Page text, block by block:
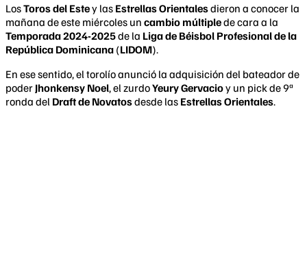
LosToros del Estey las Estrellas Orientalesdieron a conocer la
mañana de este miércoles un cambio múltiplede cara a la
Temporada 2024-2025de la Liga de Béisbol Profesional de la
República Dominicana (LIDOM).
En ese sentido, el torolío anunció la adquisición del bateador de
poder Jhonkensy Noel, el zurdoYeury Gervacioy un pick de 9ª
ronda del Draft de Novatosdesde las Estrellas Orientales.